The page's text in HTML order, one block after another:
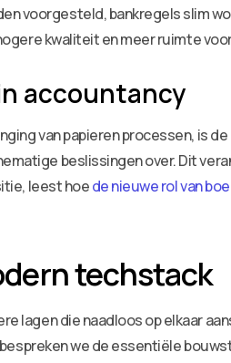
voorgesteld, bankregels slim
kwaliteit en meer ruimte
accountancy
van papieren processen, is
beslissingen over. Dit
leest hoede nieuwe rol van
techstack
die naadloos op elkaar
we de essentiële